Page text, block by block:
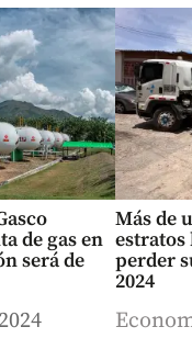
de gas en
será de
Más de
estratos
perder
2024